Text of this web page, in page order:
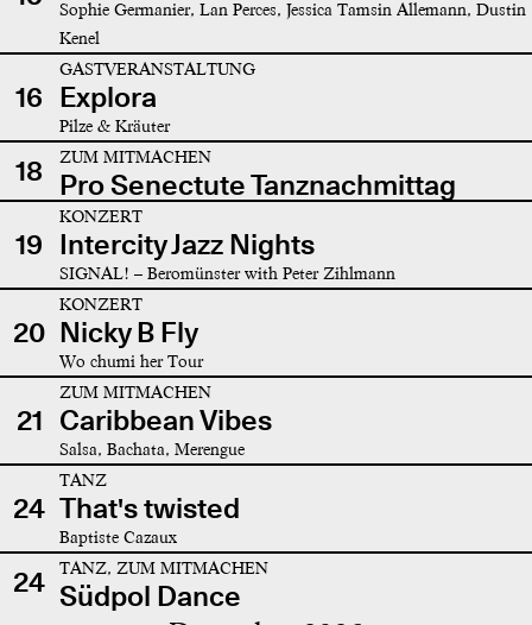
Sophie Germanier, Lan Perces, Jessica Tamsin Allemann, Dustin
Kenel
16
GASTVERANSTALTUNG
Explora
Pilze & Kräuter
18 ZUM MITMACHEN
Pro Senectute Tanznachmittag
19
KONZERT
Intercity Jazz Nights
SIGNAL! – Beromünster with Peter Zihlmann
20
KONZERT
Nicky B Fly
Wo chumi her Tour
21
ZUM MITMACHEN
Caribbean Vibes
Salsa, Bachata, Merengue
24
TANZ
That's twisted
Baptiste Cazaux
24 TANZ, ZUM MITMACHEN
Südpol Dance